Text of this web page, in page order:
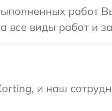
работ
все виды работ и
и наш